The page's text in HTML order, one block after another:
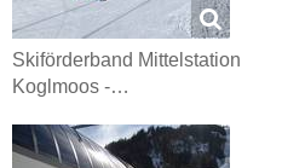
Skiförderband Mittelstation
Koglmoos -…